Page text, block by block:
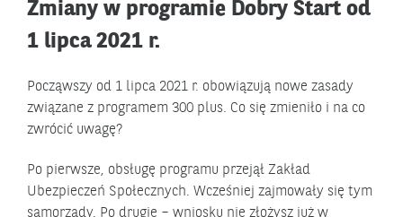
Zmiany w programie Dobry Start od
1 lipca 2021 r.
Począwszy od 1 lipca 2021 r. obowiązują nowe zasady
związane z programem 300 plus. Co się zmieniło i na co
zwrócić uwagę?
Po pierwsze, obsługę programu przejął Zakład
Ubezpieczeń Społecznych. Wcześniej zajmowały się tym
samorządy. Po drugie – wniosku nie złożysz już w